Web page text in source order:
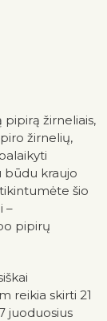
žirneliais,
žirnelių,
būdu kraujo
šio
–
pipirų
reikia skirti 21
juoduosius